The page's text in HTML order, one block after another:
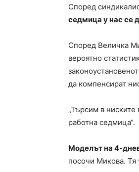
Според
седмица у нас се
Според Величка
вероятно
да компенсират
„Търсим в
работна седмица“.
Моделът на 4-
посочи Микова. Тя